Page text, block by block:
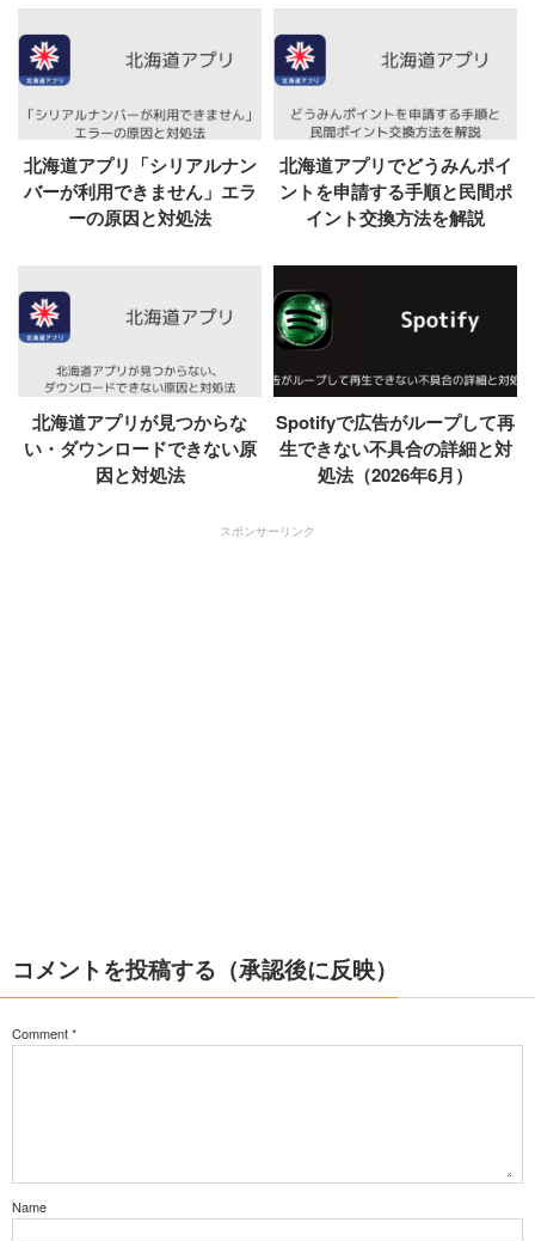
北海道アプリ「シリアルナン
バーが利用できません」エラ
ーの原因と対処法
北海道アプリでどうみんポイ
ントを申請する手順と民間ポ
イント交換方法を解説
北海道アプリが見つからな
い・ダウンロードできない原
因と対処法
Spotifyで広告がループして再
生できない不具合の詳細と対
処法（2026年6月）
スポンサーリンク
コメントを投稿する（承認後に反映）
Comment*
Name